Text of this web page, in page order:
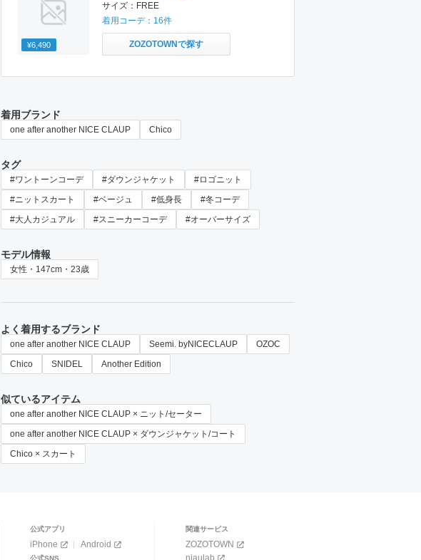
¥6,490
サイズ： FREE
着用コーデ： 16件
ZOZOTOWNで探す
着用ブランド
one after another NICE CLAUP Chico
タグ
#ワントーンコーデ #ダウンジャケット
#ロゴニット
#ニットスカート
#ベージュ #低身長
#冬コーデ
#大人カジュアル
#スニーカーコーデ #オーバーサイズ
モデル情報
女性・147cm・23歳
よく着用するブランド
one after another NICE CLAUP Seemi. byNICECLAUP
OZOC
Chico
SNIDEL Another Edition
似ているアイテム
one after another NICE CLAUP × ニット/セーター
one after another NICE CLAUP × ダウンジャケット/コート
Chico × スカート
公式アプリ
iPhone Android
公式SNS
関連サービス
ZOZOTOWN
niaulab